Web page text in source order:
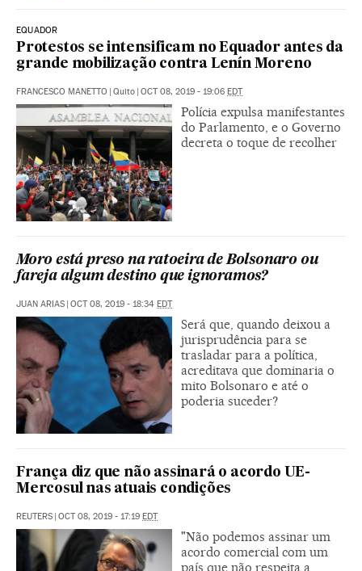
EQUADOR
Protestos se intensificam no Equador antes da
grande mobilização contra Lenín Moreno
FRANCESCO MANETTO Quito OCT 08, 2019 - 19:06 EDT
Polícia expulsa manifestantes
do Parlamento, e o Governo
decreta o toque de recolher
Moro está preso na ratoeira de Bolsonaro ou
fareja algum destino que ignoramos?
JUAN ARIAS | OCT 08, 2019 - 18:34 EDT
Será que, quando deixou a
jurisprudência para se
trasladar para a política,
acreditava que dominaria o
mito Bolsonaro e até o
poderia suceder?
França diz que não assinará o acordo UE-
Mercosul nas atuais condições
REUTERS | OCT 08, 2019 - 17:19 EDT
"Não podemos assinar um
acordo comercial com um
país que não respeita a